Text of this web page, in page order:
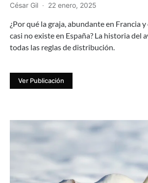
César Gil 22 enero, 2025
¿Por qué la graja, abundante en Francia
casi no existe en España? La historia del
todas las reglas de distribución.
Ver Publicación